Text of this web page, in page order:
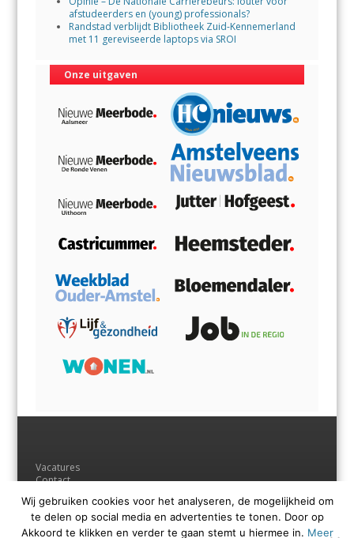
afstudeerders en (young) professionals?
Randstad verblijdt Bibliotheek Zuid-Kennemerland
met 11 gereviseerde laptops via SROI
Onze uitgaven
Vacatures
Contact
Andere uitgaven
Voorwaarden
Privacyverklaring
Wij gebruiken cookies voor het analyseren, de mogelijkheid om
te delen op social media en advertenties te tonen. Door op
Akkoord te klikken en verder te gaan stemt u hiermee in. Meer